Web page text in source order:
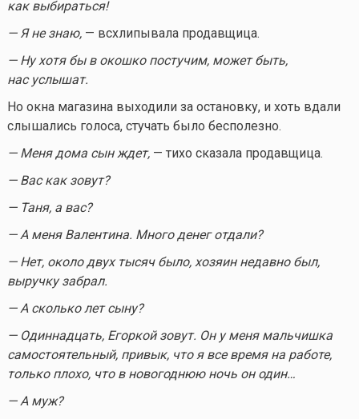
как выбираться!
— Я не знаю,— всхлипывала продавщица.
— Ну хотя бы в окошко постучим, может быть,
нас услышат.
Но окна магазина выходили за остановку, и хоть вдали
слышались голоса, стучать было бесполезно.
— Меня дома сын ждет,— тихо сказала продавщица.
— Вас как зовут?
— Таня, а вас?
— А меня Валентина. Много денег отдали?
— Нет, около двух тысяч было, хозяин недавно был,
выручку забрал.
— А сколько лет сыну?
— Одиннадцать, Егоркой зовут. Он у меня мальчишка
самостоятельный, привык, что я все время на работе,
только плохо, что в новогоднюю ночь он один…
— А муж?